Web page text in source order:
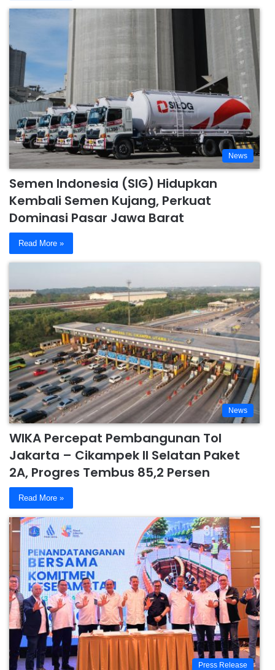
News
Semen Indonesia (SIG) Hidupkan
Kembali Semen Kujang, Perkuat
Dominasi Pasar Jawa Barat
Read More »
News
WIKA Percepat Pembangunan Tol
Jakarta – Cikampek II Selatan Paket
2A, Progres Tembus 85,2 Persen
Read More »
Press Release